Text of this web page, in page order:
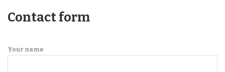
Contact form
Your name